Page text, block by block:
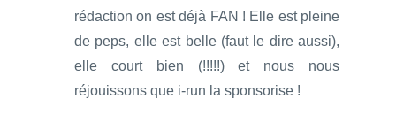
rédaction on est déjà FAN ! Elle est pleine
de peps, elle est belle (faut le dire aussi),
elle court bien (!!!!!) et nous nous
réjouissons que i-run la sponsorise !